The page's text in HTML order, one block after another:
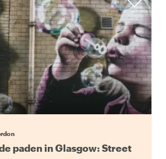
paden in Glasgow: Street